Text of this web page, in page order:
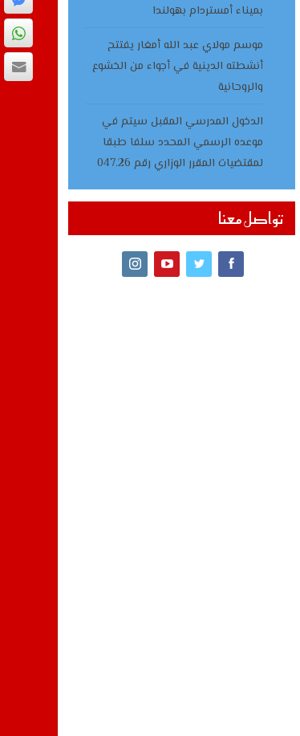
بميناء أمستردام بهولندا
موسم مولاي عبد الله أمغار يفتتح
أنشطته الدينية في أجواء من الخشوع
والروحانية
الدخول المدرسي المقبل سیتم في
موعده الرسمي المحدد سلفا طبقا
لمقتضیات المقرر الوزاري رقم 047.26
تواصل معنا